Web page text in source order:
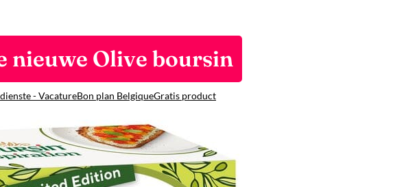
nieuwe Olive boursin
- VacatureBon plan BelgiqueGratis product